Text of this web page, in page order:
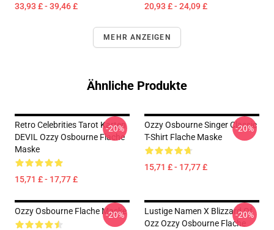
33,93 £ - 39,46 £ 20,93 £ - 24,09 £
MEHR ANZEIGEN
Ähnliche Produkte
Retro Celebrities Tarot Karten
DEVIL Ozzy Osbourne Flache
Maske
15,71 £ - 17,77 £
-20%
Ozzy Osbourne Singer Classic
T-Shirt Flache Maske
15,71 £ - 17,77 £
-20%
Ozzy Osbourne Flache Maske
-20%
Lustige Namen X Blizzard Of
Ozz Ozzy Osbourne Flache
-20%